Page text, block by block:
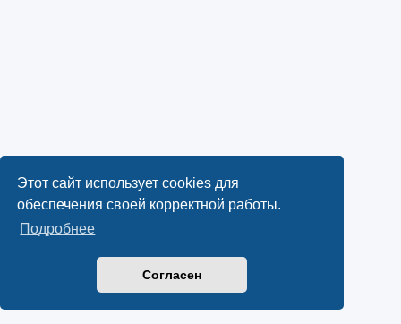
Этот сайт использует cookies для
обеспечения своей корректной работы.
Подробнее
Согласен